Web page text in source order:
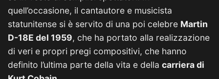
quell’occasione, il cantautore e musicista
statunitense si è servito di una poi celebre Martin
D-18E del 1959, che ha portato alla realizzazione
di veri e propri pregi compositivi, che hanno
definito l’ultima parte della vita e della carriera di